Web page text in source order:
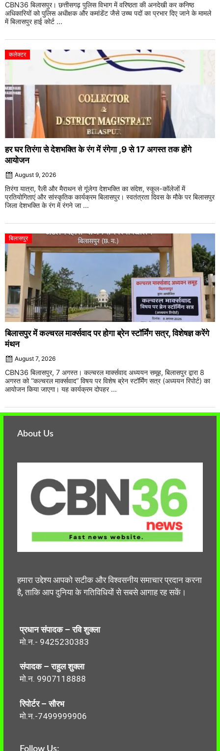
CBN36 बिलासपुर। छत्तीसगढ़ पुलिस विभाग में वरिष्ठता की अनदेखी कर कनिष्ठ
अधिकारियों को पुलिस अधीक्षक और कमांडेंट जैसे उच्च पदों का प्रभार दिए जाने के मामले
में बिलासपुर हाई कोर्ट ...
कलेक्टर
हर घर तिरंगा से देशभक्ति के रंग में रंगेगा ,9 से 17 अगस्त तक होंगे
आयोजन
August 9, 2026
तिरंगा यात्रा, रैली और मैराथन से गूंजेगा देशभक्ति का संदेश, स्कूल-कॉलेजों में
प्रतियोगिताएं और सांस्कृतिक कार्यक्रम बिलासपुर। स्वतंत्रता दिवस के मौके पर बिलासपुर
जिला देशभक्ति के रंग में रंगने जा ...
बिलासपुर
बिलासपुर में कल्चरल मार्क्सवाद पर होगा ब्रेन स्टॉर्मिंग सत्र, विशेषज्ञ करेंगे
मंथन
August 7, 2026
CBN36 बिलासपुर, 7 अगस्त। कल्चरल मार्क्सवाद अध्ययन समूह, बिलासपुर द्वारा 8
अगस्त को “कल्चरल मार्क्सवाद” विषय पर विशेष ब्रेन स्टॉर्मिंग सत्र (अध्ययन रिपोर्ट) का
आयोजन किया जाएगा। यह कार्यक्रम दोपहर ...
About Us
हमारा उद्देश्य आपको सटीक और विश्वसनीय समाचार प्रदान करना
है, ताकि आप दुनिया के गतिविधियों से सबसे आगाह रह सकें।
प्रधान संपादक – रवि शुक्ला
मो.न.- 9425230383
संपादक – राहुल शुक्ला
मो.न. 9907118888
रिपोर्टर – सौरभ
मो.न.-7499999906
Follow Us: